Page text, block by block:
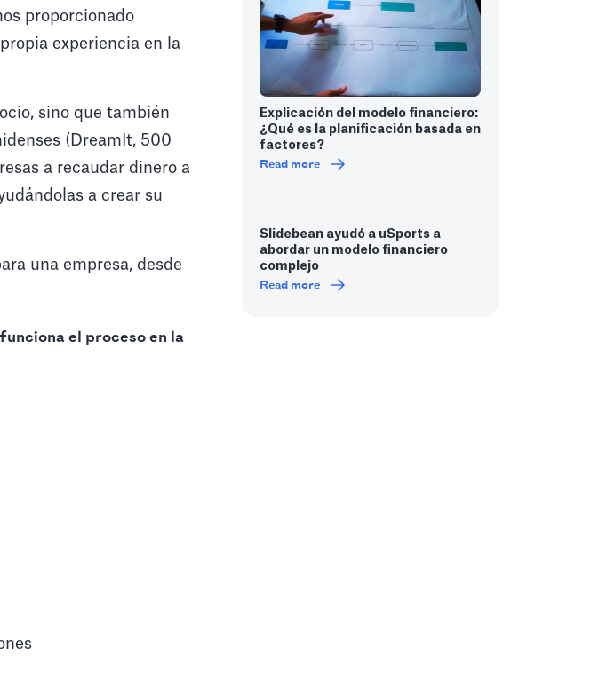
proporcionado
experiencia en la
sino que también
(DreamIt, 500
a recaudar dinero a
a crear su
una empresa, desde
el proceso en la
Explicación del modelo financiero:
¿Qué es la planificación basada en
factores?
Read more
Slidebean ayudó a uSports a
abordar un modelo financiero
complejo
Read more